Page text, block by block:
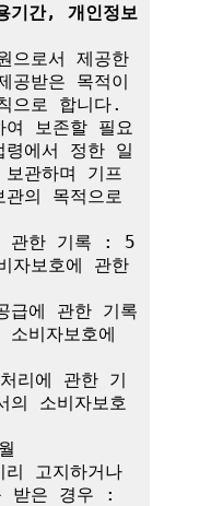
기간, 개인정보
으로서 제공한
공받은 목적이
으로 합니다.
보존할 필요
에서 정한 일
관하며 기프
의 목적으로
관한 기록 : 5
자보호에 관한
에 관한 기록
비자보호에
리에 관한 기
소비자보호
고지하거나
받은 경우 :